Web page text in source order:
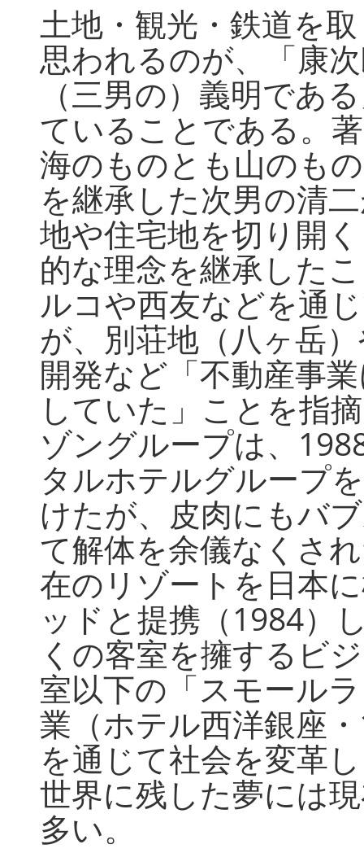
土地・観光・鉄道を
思われるのが、「康
（三男の）義明であ
ていることである。
海のものとも山のも
を継承した次男の清
地や住宅地を切り開
的な理念を継承した
ルコや西友などを通
が、別荘地（八ヶ岳
開発など「不動産事
していた」ことを指
ゾングループは、
タルホテルグループ
けたが、皮肉にもバ
て解体を余儀なくさ
在のリゾートを日本
ッドと提携（1984）
くの客室を擁するビ
室以下の「スモール
業（ホテル西洋銀座
を通じて社会を変革
世界に残した夢には
多い。